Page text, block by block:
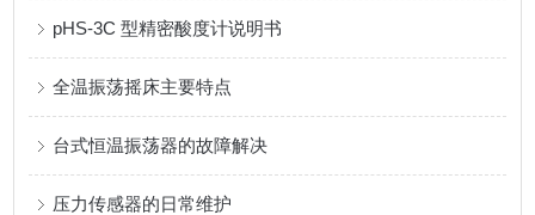
pHS-3C 型精密酸度计说明书
全温振荡摇床主要特点
台式恒温振荡器的故障解决
压力传感器的日常维护